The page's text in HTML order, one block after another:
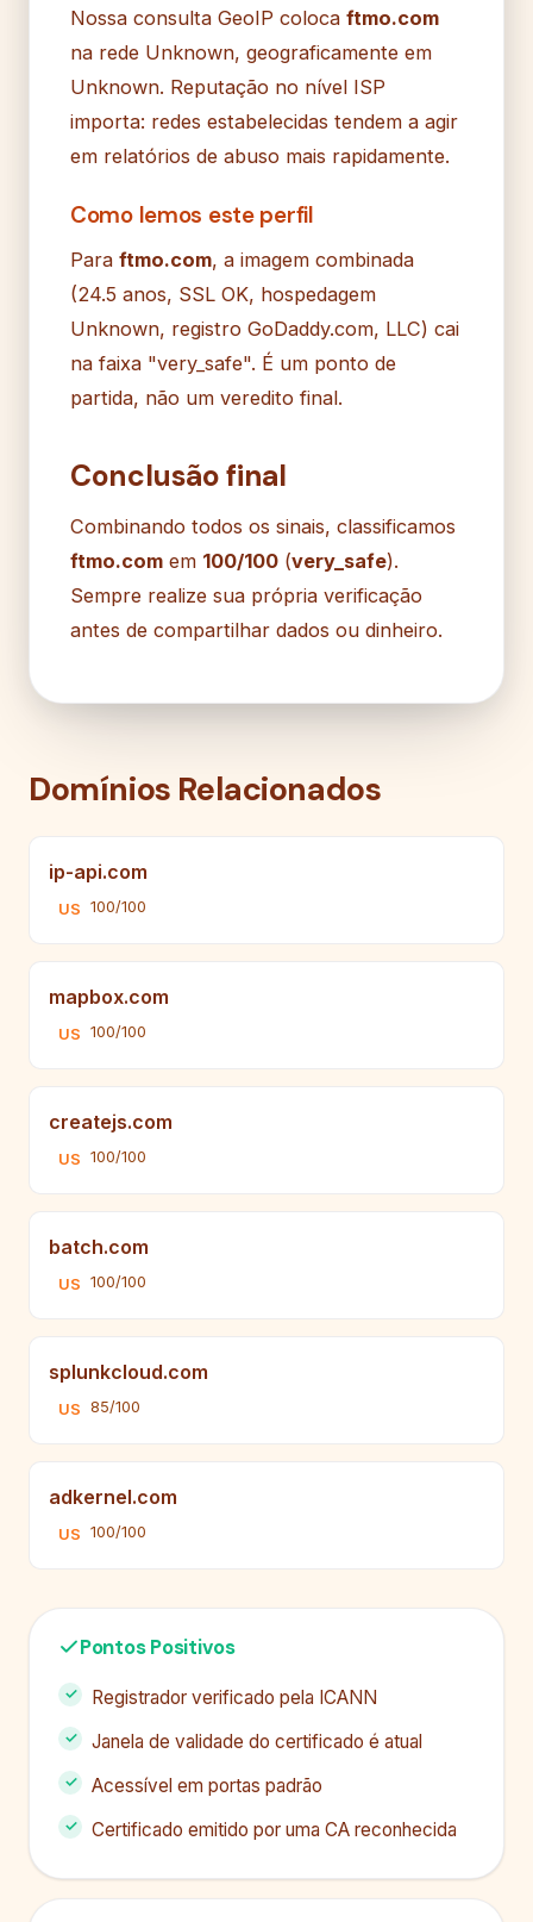
Nossa consulta GeoIP coloca ftmo.com
na rede Unknown, geograficamente em
Unknown. Reputação no nível ISP
importa: redes estabelecidas tendem a agir
em relatórios de abuso mais rapidamente.
Como lemos este perfil
Para ftmo.com, a imagem combinada
(24.5 anos, SSL OK, hospedagem
Unknown, registro GoDaddy.com, LLC) cai
na faixa "very_safe". É um ponto de
partida, não um veredito final.
Conclusão final
Combinando todos os sinais, classificamos
ftmo.com em 100/100 (very_safe).
Sempre realize sua própria verificação
antes de compartilhar dados ou dinheiro.
Domínios Relacionados
ip-api.com
US 100/100
mapbox.com
US 100/100
createjs.com
US 100/100
batch.com
US 100/100
splunkcloud.com
US 85/100
adkernel.com
US 100/100
Pontos Positivos
Registrador verificado pela ICANN
Janela de validade do certificado é atual
Acessível em portas padrão
Certificado emitido por uma CA reconhecida